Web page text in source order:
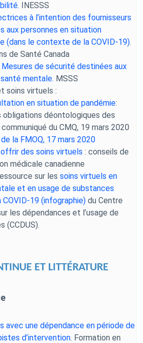
INESSS
à l’intention des fournisseurs
aux personnes en situation
(dans le contexte de la COVID-19).
de Santé Canada
Mesures de sécurité destinées aux
mentale. MSSS
soins virtuels :
en situation de pandémie:
obligations déontologiques des
du CMQ, 19 mars 2020
la FMOQ, 17 mars 2020
des soins virtuels : conseils de
médicale canadienne
sur les soins virtuels en
et en usage de substances
COVID-19 (infographie) du Centre
les dépendances et l’usage de
(CCDUS).
ET LITTÉRATURE
avec une dépendance en période de
d’intervention. Formation en